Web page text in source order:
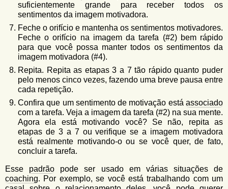
suficientemente grande para receber todos os
sentimentos da imagem motivadora.
Feche o orifício e mantenha os sentimentos motivadores.
Feche o orifício na imagem da tarefa (#2) bem rápido
para que você possa manter todos os sentimentos da
imagem motivadora (#4).
Repita. Repita as etapas 3 a 7 tão rápido quanto puder
pelo menos cinco vezes, fazendo uma breve pausa entre
cada repetição.
Confira que um sentimento de motivação está associado
com a tarefa. Veja a imagem da tarefa (#2) na sua mente.
Agora ela está motivando você? Se não, repita as
etapas de 3 a 7 ou verifique se a imagem motivadora
está realmente motivando-o ou se você quer, de fato,
concluir a tarefa.
Esse padrão pode ser usado em várias situações de
coaching. Por exemplo, se você está trabalhando com um